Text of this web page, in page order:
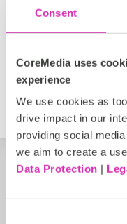
Consent
CoreMedia uses
experience
We use cookies as
drive impact in our
providing social
we aim to create a
Data Protection |
Platin